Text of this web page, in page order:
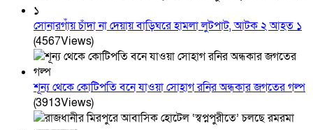
সোনারগাঁয় চাঁদা না দেয়ায় বাড়িঘরে হামলা লুটপাট, আটক ২ আহত ১
(4567Views)
শূন্য থেকে কোটিপতি বনে যাওয়া সোহাগ রনির অন্ধকার জগতের গল্প
(3913Views)